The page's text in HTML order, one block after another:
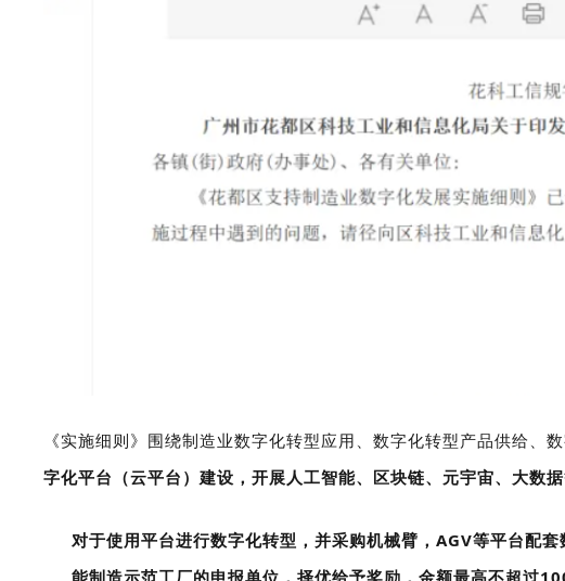
《实施细则》围绕制造业数字化转型应用、数字化转型产品供给、
字化平台（云平台）建设，开展人工智能、区块链、元宇宙、大数
对于使用平台进行数字化转型，并采购机械臂，AGV等平台配